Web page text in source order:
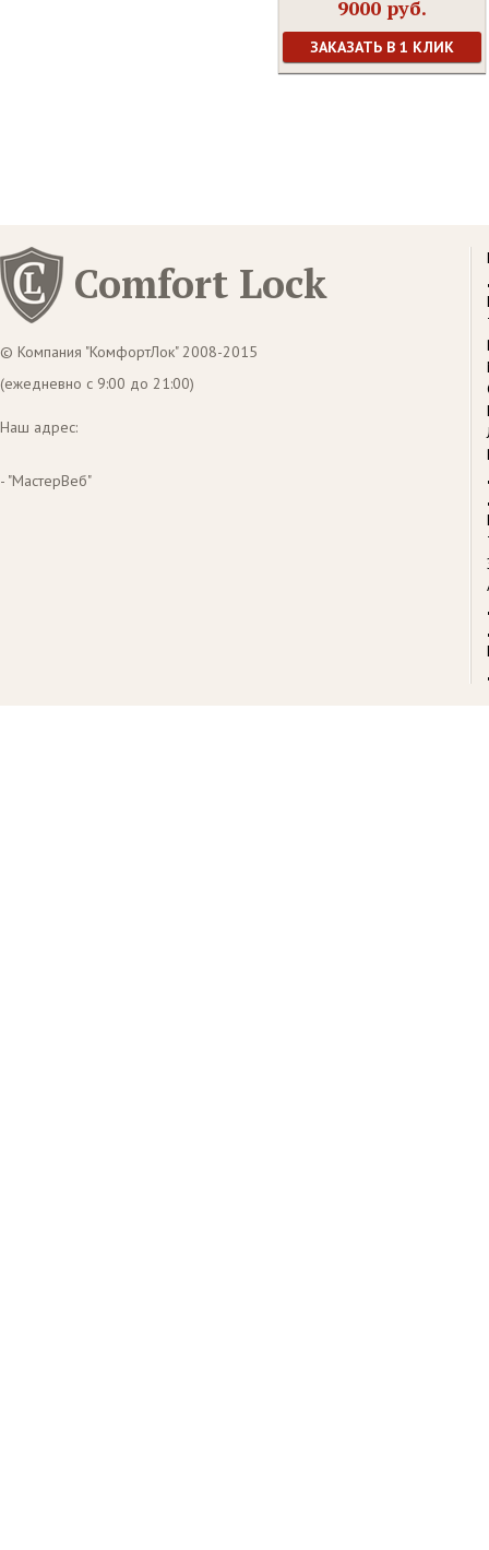
9000 руб.
ЗАКАЗАТЬ В 1 КЛИК
Comfort Lock
© Компания "КомфортЛок" 2008-2015
(ежедневно с 9:00 до 21:00)
Наш адрес:
- "МастерВеб"